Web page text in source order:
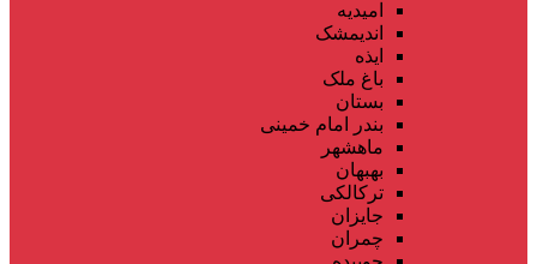
امیدیه
اندیمشک
ایذه
باغ ملک
بستان
بندر امام خمینی
ماهشهر
بهبهان
ترکالکی
جایزان
چمران